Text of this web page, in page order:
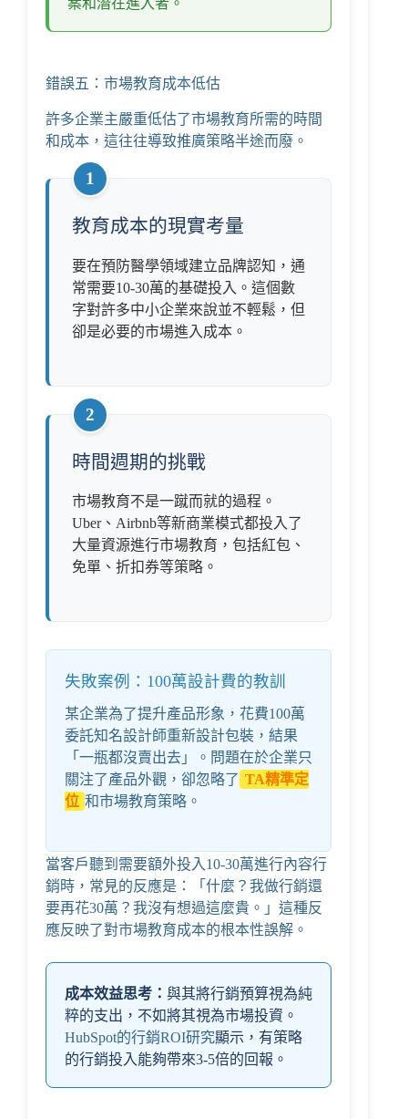
案和潛在進入者。
錯誤五：市場教育成本低估
許多企業主嚴重低估了市場教育所需的時間
和成本，這往往導致推廣策略半途而廢。
1
教育成本的現實考量
要在預防醫學領域建立品牌認知，通
常需要10-30萬的基礎投入。這個數
字對許多中小企業來說並不輕鬆，但
卻是必要的市場進入成本。
2
時間週期的挑戰
市場教育不是一蹴而就的過程。
Uber、Airbnb等新商業模式都投入了
大量資源進行市場教育，包括紅包、
免單、折扣券等策略。
失敗案例：100萬設計費的教訓
某企業為了提升產品形象，花費100萬
委託知名設計師重新設計包裝，結果
「一瓶都沒賣出去」。問題在於企業只
關注了產品外觀，卻忽略了 TA精準定
位 和市場教育策略。
當客戶聽到需要額外投入10-30萬進行內容行
銷時，常見的反應是：「什麼？我做行銷還
要再花30萬？我沒有想過這麼貴。」這種反
應反映了對市場教育成本的根本性誤解。
成本效益思考： 與其將行銷預算視為純
粹的支出，不如將其視為市場投資。
HubSpot的行銷ROI研究顯示，有策略
的行銷投入能夠帶來3-5倍的回報。